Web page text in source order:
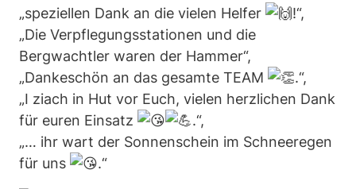
„speziellen Dank an die vielen Helfer
!“,
„Die Verpflegungsstationen und die
Bergwachtler waren der Hammer“,
„Dankeschön an das gesamte TEAM
.“,
„I ziach in Hut vor Euch, vielen herzlichen Dank
für euren Einsatz
.“,
„… ihr wart der Sonnenschein im Schneeregen
für uns
.“